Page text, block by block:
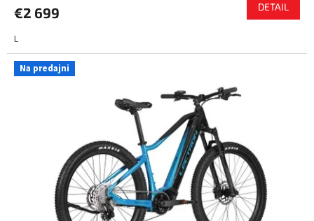
€2 699 DETAIL
L
Na predajni